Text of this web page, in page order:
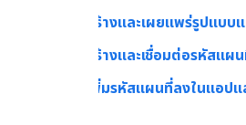
สร้างและเผยแพร่รูปแบบ
สร้างและเชื่อมต่อรหัสแผ
เพิ่มรหัสแผนที่ลงในแอปแ